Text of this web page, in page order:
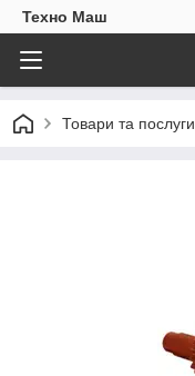
Техно Маш
Товари та послуги